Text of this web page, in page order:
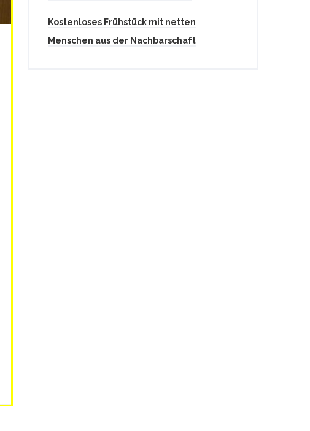
Kostenloses Frühstück mit netten
Menschen aus der Nachbarschaft